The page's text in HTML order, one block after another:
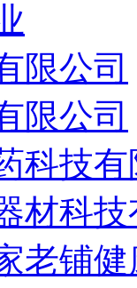
限公司
限公司
科技
材科
老铺